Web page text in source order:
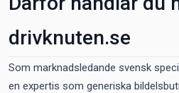
drivknuten.se
Som marknadsledande svensk
en expertis som generiska